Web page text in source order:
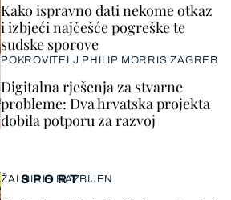
SPORT
ŽALGIRIS RAZBIJEN
Kako ispravno dati nekome otkaz
i izbjeći najčešće pogreške te
sudske sporove
POKROVITELJ PHILIP MORRIS ZAGREB
Digitalna rješenja za stvarne
probleme: Dva hrvatska projekta
dobila potporu za razvoj